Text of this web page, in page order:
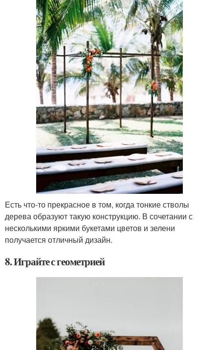
Есть что-то прекрасное в том, когда тонкие стволы
дерева образуют такую конструкцию. В сочетании с
несколькими яркими букетами цветов и зелени
получается отличный дизайн.
8. Играйте с геометрией